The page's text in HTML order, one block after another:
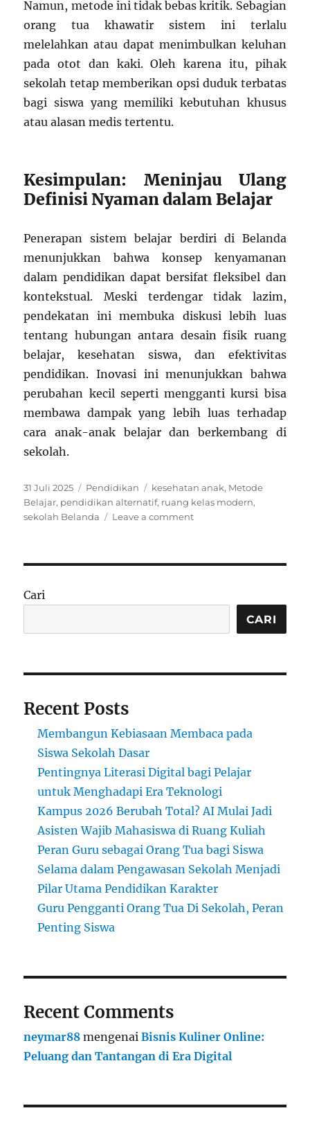
Namun, metode ini tidak bebas kritik. Sebagian
orang tua khawatir sistem ini terlalu
melelahkan atau dapat menimbulkan keluhan
pada otot dan kaki. Oleh karena itu, pihak
sekolah tetap memberikan opsi duduk terbatas
bagi siswa yang memiliki kebutuhan khusus
atau alasan medis tertentu.
Kesimpulan: Meninjau Ulang
Definisi Nyaman dalam Belajar
Penerapan sistem belajar berdiri di Belanda
menunjukkan bahwa konsep kenyamanan
dalam pendidikan dapat bersifat fleksibel dan
kontekstual. Meski terdengar tidak lazim,
pendekatan ini membuka diskusi lebih luas
tentang hubungan antara desain fisik ruang
belajar, kesehatan siswa, dan efektivitas
pendidikan. Inovasi ini menunjukkan bahwa
perubahan kecil seperti mengganti kursi bisa
membawa dampak yang lebih luas terhadap
cara anak-anak belajar dan berkembang di
sekolah.
Posted
on
31 Juli 2025 Categories
Pendidikan Tags
kesehatan anak, Metode
Belajar, pendidikan alternatif, ruang kelas modern,
sekolah Belanda
Leave a commenton
Berdiri
Belanda
Meningkatkan
Cari
CARI
Recent Posts
Membangun Kebiasaan Membaca pada
Siswa Sekolah Dasar
Pentingnya Literasi Digital bagi Pelajar
untuk Menghadapi Era Teknologi
Kampus 2026 Berubah Total? AI Mulai Jadi
Asisten Wajib Mahasiswa di Ruang Kuliah
Peran Guru sebagai Orang Tua bagi Siswa
Selama dalam Pengawasan Sekolah Menjadi
Pilar Utama Pendidikan Karakter
Guru Pengganti Orang Tua Di Sekolah, Peran
Penting Siswa
Recent Comments
neymar88 mengenaiBisnis Kuliner Online:
Peluang dan Tantangan di Era Digital